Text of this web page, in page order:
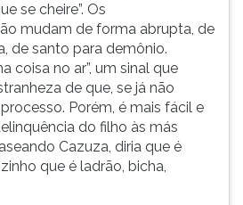
se cheire”. Os
mudam de forma abrupta, de
de santo para demônio.
coisa no ar”, um sinal que
de que, se já não
Porém, é mais fácil e
do filho às más
Cazuza, diria que é
que é ladrão, bicha,